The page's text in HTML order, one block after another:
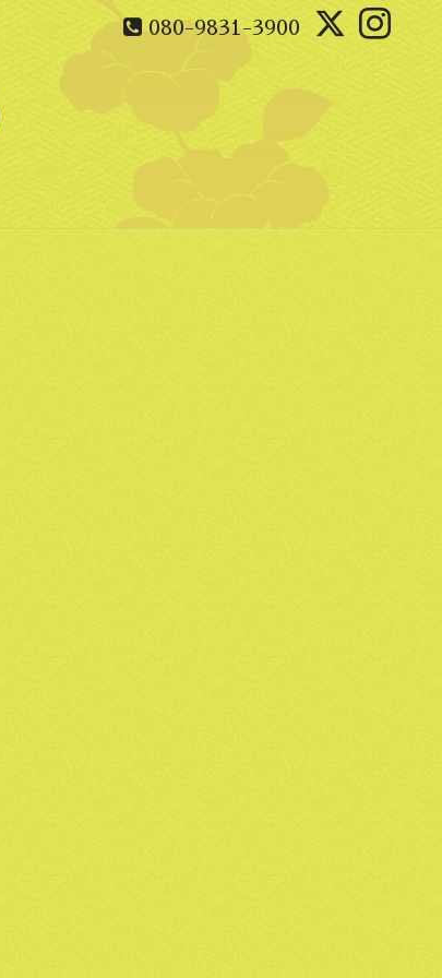
080-9831-3900